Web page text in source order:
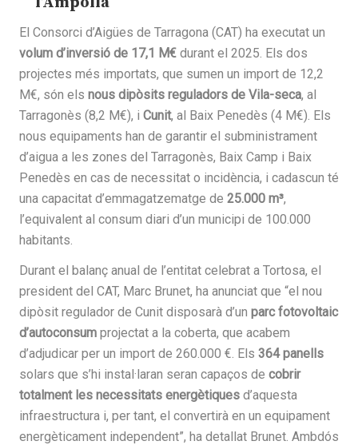
El Consorci d’Aigües de Tarragona (CAT) ha executat un
volum d’inversió de 17,1 M€ durant el 2025. Els dos
projectes més importats, que sumen un import de 12,2
M€, són els nous dipòsits reguladors de Vila-seca, al
Tarragonès (8,2 M€), i Cunit, al Baix Penedès (4 M€). Els
nous equipaments han de garantir el subministrament
d’aigua a les zones del Tarragonès, Baix Camp i Baix
Penedès en cas de necessitat o incidència, i cadascun té
una capacitat d’emmagatzematge de 25.000 m³,
l’equivalent al consum diari d’un municipi de 100.000
habitants.
Durant el balanç anual de l’entitat celebrat a Tortosa, el
president del CAT, Marc Brunet, ha anunciat que “el nou
dipòsit regulador de Cunit disposarà d’un parc fotovoltaic
d’autoconsum projectat a la coberta, que acabem
d’adjudicar per un import de 260.000 €. Els 364 panells
solars que s’hi instal·laran seran capaços de cobrir
totalment les necessitats energètiques d’aquesta
infraestructura i, per tant, el convertirà en un equipament
energèticament independent”, ha detallat Brunet. Ambdós